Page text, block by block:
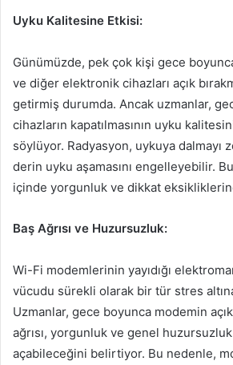
Uyku Kalitesine Etkisi:
Günümüzde, pek çok kişi gece
ve diğer elektronik cihazları açık
getirmiş durumda. Ancak uzmanlar,
cihazların kapatılmasının uyku
söylüyor. Radyasyon, uykuya dalmayı
derin uyku aşamasını engelleyebilir.
içinde yorgunluk ve dikkat
Baş Ağrısı ve Huzursuzluk:
Wi-Fi modemlerinin yayıdığı
vücudu sürekli olarak bir tür stres
Uzmanlar, gece boyunca modemin açık
ağrısı, yorgunluk ve genel
açabileceğini belirtiyor. Bu nedenle,